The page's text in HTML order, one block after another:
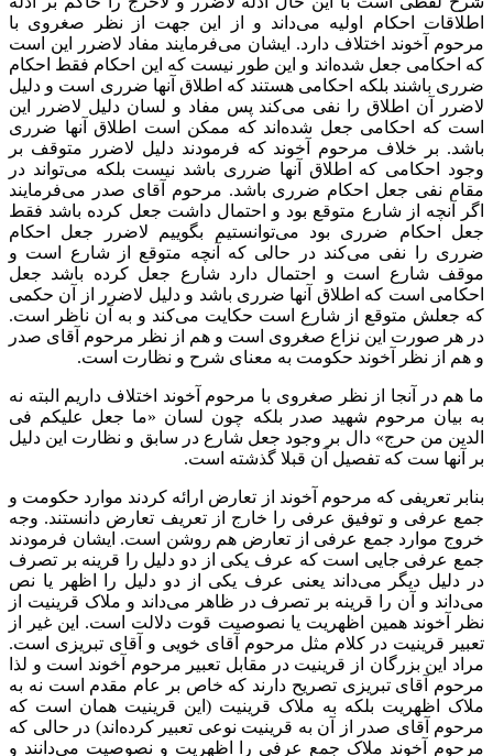
اطلاقات احکام اولیه می‌داند و از این جهت از نظر صغروی با
مرحوم آخوند اختلاف دارد. ایشان می‌فرمایند مفاد لاضرر این است
که احکامی جعل شده‌اند و این طور نیست که این احکام فقط احکام
ضرری باشند بلکه احکامی هستند که اطلاق آنها ضرری است و دلیل
لاضرر آن اطلاق را نفی‌ می‌کند پس مفاد و لسان دلیل لاضرر این
است که احکامی جعل شده‌اند که ممکن است اطلاق آنها ضرری
باشد. بر خلاف مرحوم آخوند که فرمودند دلیل لاضرر متوقف بر
وجود احکامی که اطلاق آنها ضرری باشد نیست بلکه می‌تواند در
مقام نفی جعل احکام ضرری باشد. مرحوم آقای صدر می‌فرمایند
اگر آنچه از شارع متوقع بود و احتمال داشت جعل کرده باشد فقط
جعل احکام ضرری بود می‌توانستیم بگوییم لاضرر جعل احکام
ضرری را نفی می‌کند در حالی که آنچه متوقع از شارع است و
موقف شارع است و احتمال دارد شارع جعل کرده باشد جعل
احکامی است که اطلاق آنها ضرری باشد و دلیل لاضرر از آن حکمی
که جعلش متوقع از شارع است حکایت می‌کند و به آن ناظر است.
در هر صورت این نزاع صغروی است و هم از نظر مرحوم آقای صدر
و هم از نظر آخوند حکومت به معنای شرح و نظارت است.
ما هم در آنجا از نظر صغروی با مرحوم آخوند اختلاف داریم البته نه
به بیان مرحوم شهید صدر بلکه چون لسان «ما جعل علیکم فی
الدین من حرج» دال بر وجود جعل شارع در سابق و نظارت این دلیل
بر آنها ست که تفصیل آن قبلا گذشته است.
بنابر تعریفی که مرحوم آخوند از تعارض ارائه کردند موارد حکومت و
جمع عرفی و توفیق عرفی را خارج از تعریف تعارض دانستند. وجه
خروج موارد جمع عرفی از تعارض هم روشن است. ایشان فرمودند
جمع عرفی جایی است که عرف یکی از دو دلیل را قرینه بر تصرف
در دلیل دیگر می‌داند یعنی عرف یکی از دو دلیل را اظهر یا نص
می‌داند و آن را قرینه بر تصرف در ظاهر می‌داند و ملاک قرینیت از
نظر آخوند همین اظهریت یا نصوصیت قوت دلالت است. این غیر از
تعبیر قرینیت در کلام مثل مرحوم آقای خویی و آقای تبریزی است.
مراد این بزرگان از قرینیت در مقابل تعبیر مرحوم آخوند است و لذا
مرحوم آقای تبریزی تصریح دارند که خاص بر عام مقدم است نه به
ملاک اظهریت بلکه به ملاک قرینیت (این قرینیت همان است که
مرحوم آقای صدر از آن به قرینیت نوعی تعبیر کرده‌اند) در حالی که
مرحوم آخوند ملاک جمع عرفی را اظهریت و نصوصیت می‌دانند و